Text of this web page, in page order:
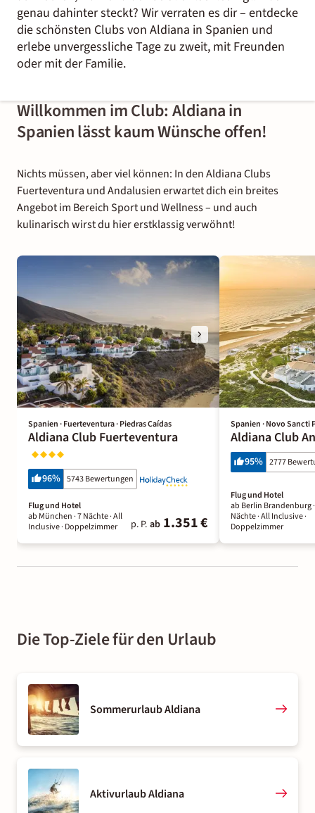
genau dahinter steckt? Wir verraten es dir – entdecke
die schönsten Clubs von Aldiana in Spanien und
erlebe unvergessliche Tage zu zweit, mit Freunden
oder mit der Familie.
Willkommen im Club: Aldiana in
Spanien lässt kaum Wünsche offen!
Nichts müssen, aber viel können: In den Aldiana Clubs
Fuerteventura und Andalusien erwartet dich ein breites
Angebot im Bereich Sport und Wellness – und auch
kulinarisch wirst du hier erstklassig verwöhnt!
Spanien · Fuerteventura · Piedras Caídas
Aldiana Club Fuerteventura
96% 5743 Bewertungen
Flug und Hotel
ab München ·7 Nächte· All
Inclusive· Doppelzimmer p. P. ab 1.351 €
Spanien · Novo Sancti
Aldiana Club
95% 2777
Flug und Hotel
ab Berlin Brandenburg
Nächte· All Inclusive·
Doppelzimmer
Die Top-Ziele für den Urlaub
Sommerurlaub Aldiana
Aktivurlaub Aldiana